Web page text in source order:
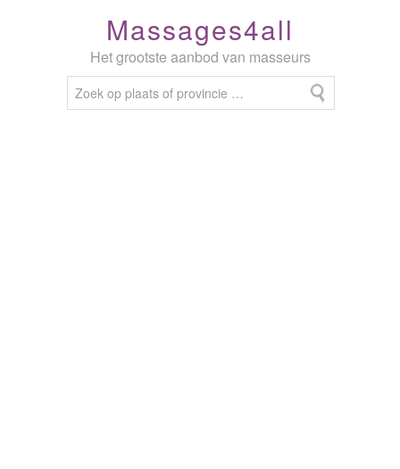
Massages4all
Het grootste aanbod van masseurs